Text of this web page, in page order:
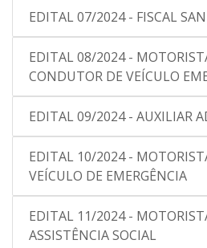
EDITAL 07/2024 - FISCAL
EDITAL 08/2024 -
CONDUTOR DE VEÍCULO
EDITAL 09/2024 - AUXILIAR
EDITAL 10/2024 -
VEÍCULO DE EMERGÊNCIA
EDITAL 11/2024 -
ASSISTÊNCIA SOCIAL